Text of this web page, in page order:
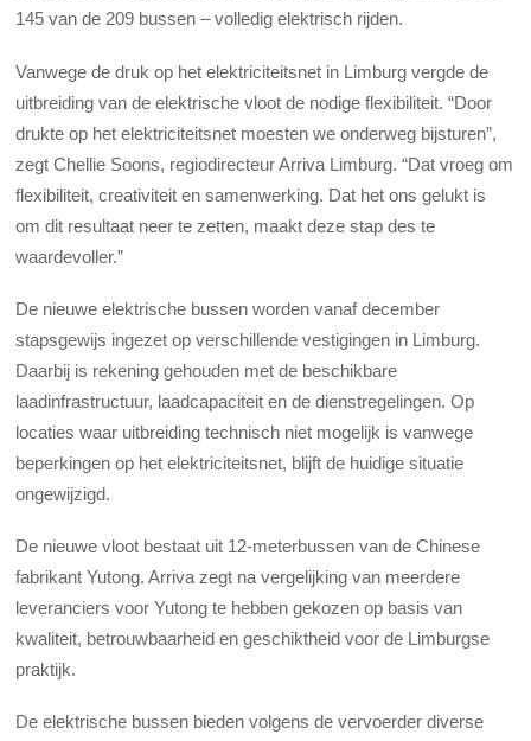
145 van de 209 bussen – volledig elektrisch rijden.
Vanwege de druk op het elektriciteitsnet in Limburg vergde de
uitbreiding van de elektrische vloot de nodige flexibiliteit. “Door
drukte op het elektriciteitsnet moesten we onderweg bijsturen”,
zegt Chellie Soons, regiodirecteur Arriva Limburg. “Dat vroeg om
flexibiliteit, creativiteit en samenwerking. Dat het ons gelukt is
om dit resultaat neer te zetten, maakt deze stap des te
waardevoller.”
De nieuwe elektrische bussen worden vanaf december
stapsgewijs ingezet op verschillende vestigingen in Limburg.
Daarbij is rekening gehouden met de beschikbare
laadinfrastructuur, laadcapaciteit en de dienstregelingen. Op
locaties waar uitbreiding technisch niet mogelijk is vanwege
beperkingen op het elektriciteitsnet, blijft de huidige situatie
ongewijzigd.
De nieuwe vloot bestaat uit 12-meterbussen van de Chinese
fabrikant Yutong. Arriva zegt na vergelijking van meerdere
leveranciers voor Yutong te hebben gekozen op basis van
kwaliteit, betrouwbaarheid en geschiktheid voor de Limburgse
praktijk.
De elektrische bussen bieden volgens de vervoerder diverse